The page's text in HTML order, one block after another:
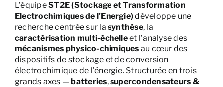
L’équipeST2E(Stockage et Transformation
Electrochimiques de l’Energie)développe une
recherche centrée sur la synthèse, la
caractérisation multi-échelleet l’analyse des
mécanismes physico-chimiques au cœur des
dispositifs de stockage et de conversion
électrochimique de l’énergie. Structurée en trois
grands axes — batteries,supercondensateurs &